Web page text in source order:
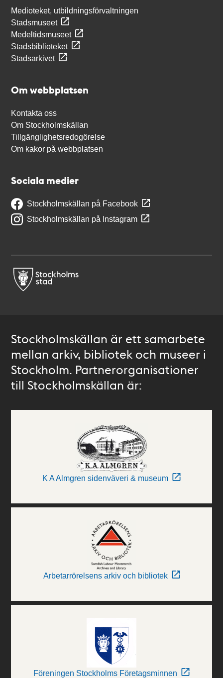
Medioteket, utbildningsförvaltningen
Stadsmuseet
Medeltidsmuseet
Stadsbiblioteket
Stadsarkivet
Om webbplatsen
Kontakta oss
Om Stockholmskällan
Tillgänglighetsredogörelse
Om kakor på webbplatsen
Sociala medier
Stockholmskällan på Facebook
Stockholmskällan på Instagram
Stockholmskällan är ett samarbete
mellan arkiv, bibliotek och museer i
Stockholm. Partnerorganisationer
till Stockholmskällan är:
K A Almgren sidenväveri & museum
Arbetarrörelsens arkiv och bibliotek
Föreningen Stockholms Företagsminnen